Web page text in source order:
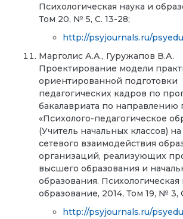
Психологическая наука и
Том 20, № 5, С. 13-28;
http://psyjournals.ru/
Марголис А.А., Гуружапов В.А.
Проектирование модели
ориентированной подготовки
педагогических кадров по
бакалавриата по направлению
«Психолого-педагогическое
(Учитель начальных классов)
сетевого взаимодействия
организаций, реализующих
высшего образования и
образования. Психологическая
образование, 2014, Том 19, № 3,
http://psyjournals.ru/